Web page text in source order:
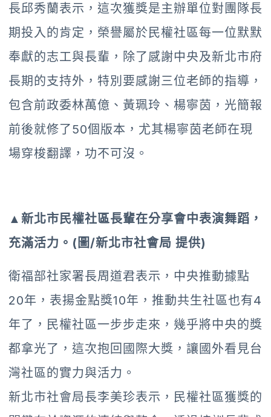
長邱秀蘭表示，這次獲獎是主辦單位對團隊長
期投入的肯定，榮譽屬於民權社區每一位默默
奉獻的志工與長輩，除了感謝中央及新北市府
長期的支持外，特別要感謝三位老師的指導，
包含前政委林萬億、黃珮玲、楊寧茵，光簡報
前後就修了50個版本，尤其楊寧茵老師在現
場穿梭翻譯，功不可沒。
▲新北市民權社區長輩在分享會中表演舞蹈，
充滿活力。(圖/新北市社會局 提供)
衛福部社家署長周道君表示，中央推動據點
20年，表揚金點獎10年，推動共生社區也有4
年了，民權社區一步步走來，幾乎將中央的獎
都拿光了，這次抱回國際大獎，讓國外看見台
灣社區的實力與活力。
新北市社會局長李美珍表示，民權社區獲獎的